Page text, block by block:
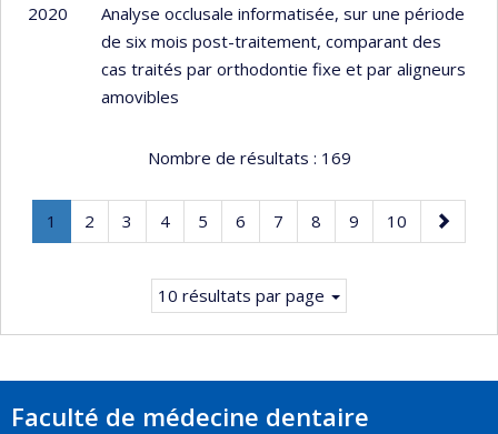
2020
Analyse occlusale informatisée, sur une période
de six mois post-traitement, comparant des
cas traités par orthodontie fixe et par aligneurs
amovibles
Nombre de résultats : 169
Page
1
Page
Page
2 Page
3 Page
4 Page
5 Page
6 Page
7 Page
8 Page
9 Page
10
Page
suivante
10 résultats par page
Faculté de médecine dentaire